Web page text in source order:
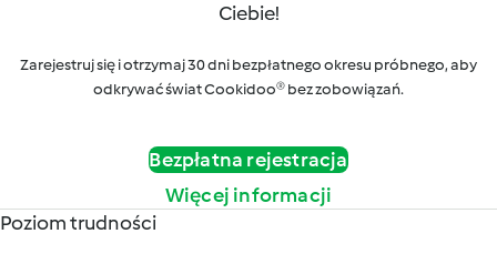
Ciebie!
Zarejestruj się i otrzymaj 30 dni bezpłatnego okresu próbnego, aby
odkrywać świat Cookidoo® bez zobowiązań.
Bezpłatna rejestracja
Więcej informacji
Poziom trudności